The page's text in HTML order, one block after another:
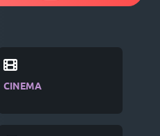
CINEMA